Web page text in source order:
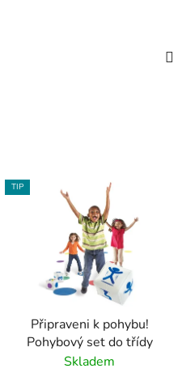
TIP
Připraveni k pohybu!
Pohybový set do třídy
Skladem